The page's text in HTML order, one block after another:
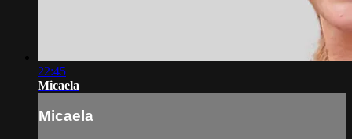
22:45
Micaela
Micaela